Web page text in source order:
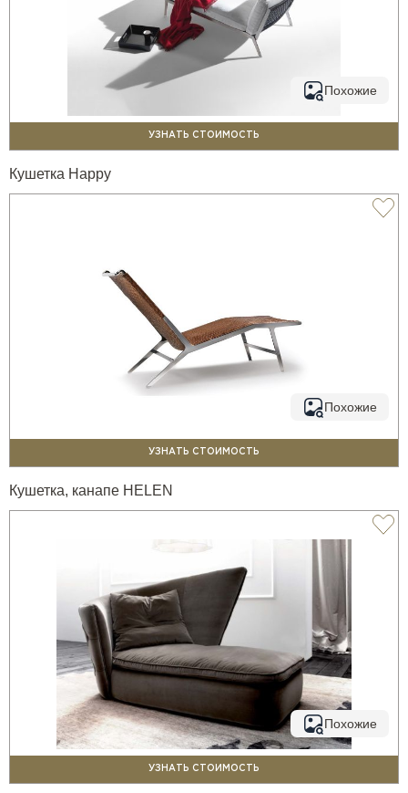
Похожие
УЗНАТЬ СТОИМОСТЬ
Кушетка Happy
Похожие
УЗНАТЬ СТОИМОСТЬ
Кушетка, канапе HELEN
Похожие
УЗНАТЬ СТОИМОСТЬ